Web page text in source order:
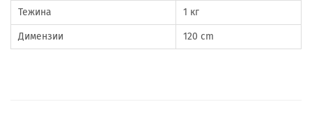
Тежина 1 кг
Димензии 120 cm